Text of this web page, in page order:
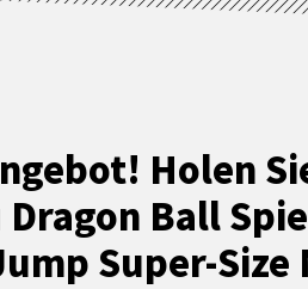
Holen
Ball
Super-